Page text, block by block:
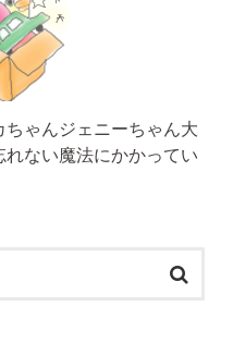
ゃんジェニーちゃん大
ない魔法にかかってい